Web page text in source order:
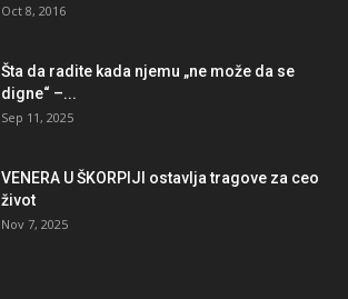
Oct 8, 2016
Šta da radite kada njemu „ne može da se
digne“ –...
Sep 11, 2025
VENERA U ŠKORPIJI ostavlja tragove za ceo
život
Nov 7, 2025